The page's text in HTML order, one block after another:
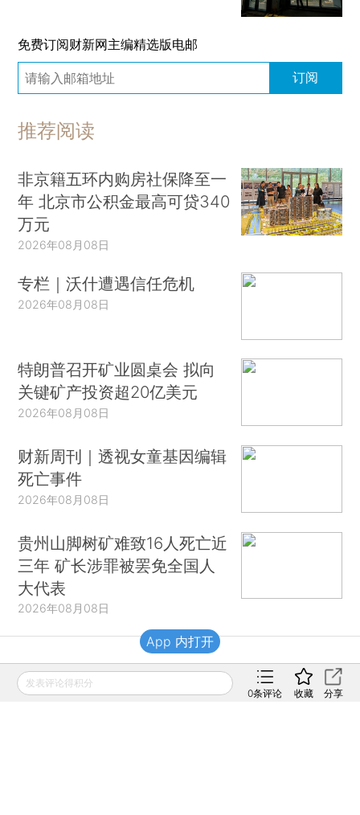
免费订阅财新网主编精选版电邮
订阅
推荐阅读
非京籍五环内购房社保降至一
年 北京市公积金最高可贷340
万元
2026年08月08日
专栏｜沃什遭遇信任危机
2026年08月08日
特朗普召开矿业圆桌会 拟向
关键矿产投资超20亿美元
2026年08月08日
财新周刊｜透视女童基因编辑
死亡事件
2026年08月08日
贵州山脚树矿难致16人死亡近
三年 矿长涉罪被罢免全国人
大代表
2026年08月08日
财新移动
发表评论得积分
0条评论 收藏 分享
App 内打开